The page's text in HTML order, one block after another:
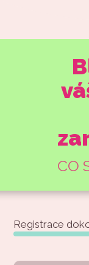
CO
Registrace